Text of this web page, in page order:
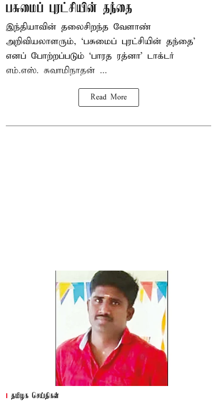
பசுமைப் புரட்சியின் தந்தை
இந்தியாவின் தலைசிறந்த வேளாண்
அறிவியலாளரும், ‘பசுமைப் புரட்சியின் தந்தை’
எனப் போற்றப்படும் ‘பாரத ரத்னா’ டாக்டர்
எம்.எஸ். சுவாமிநாதன் ...
Read More
தமிழக செய்திகள்